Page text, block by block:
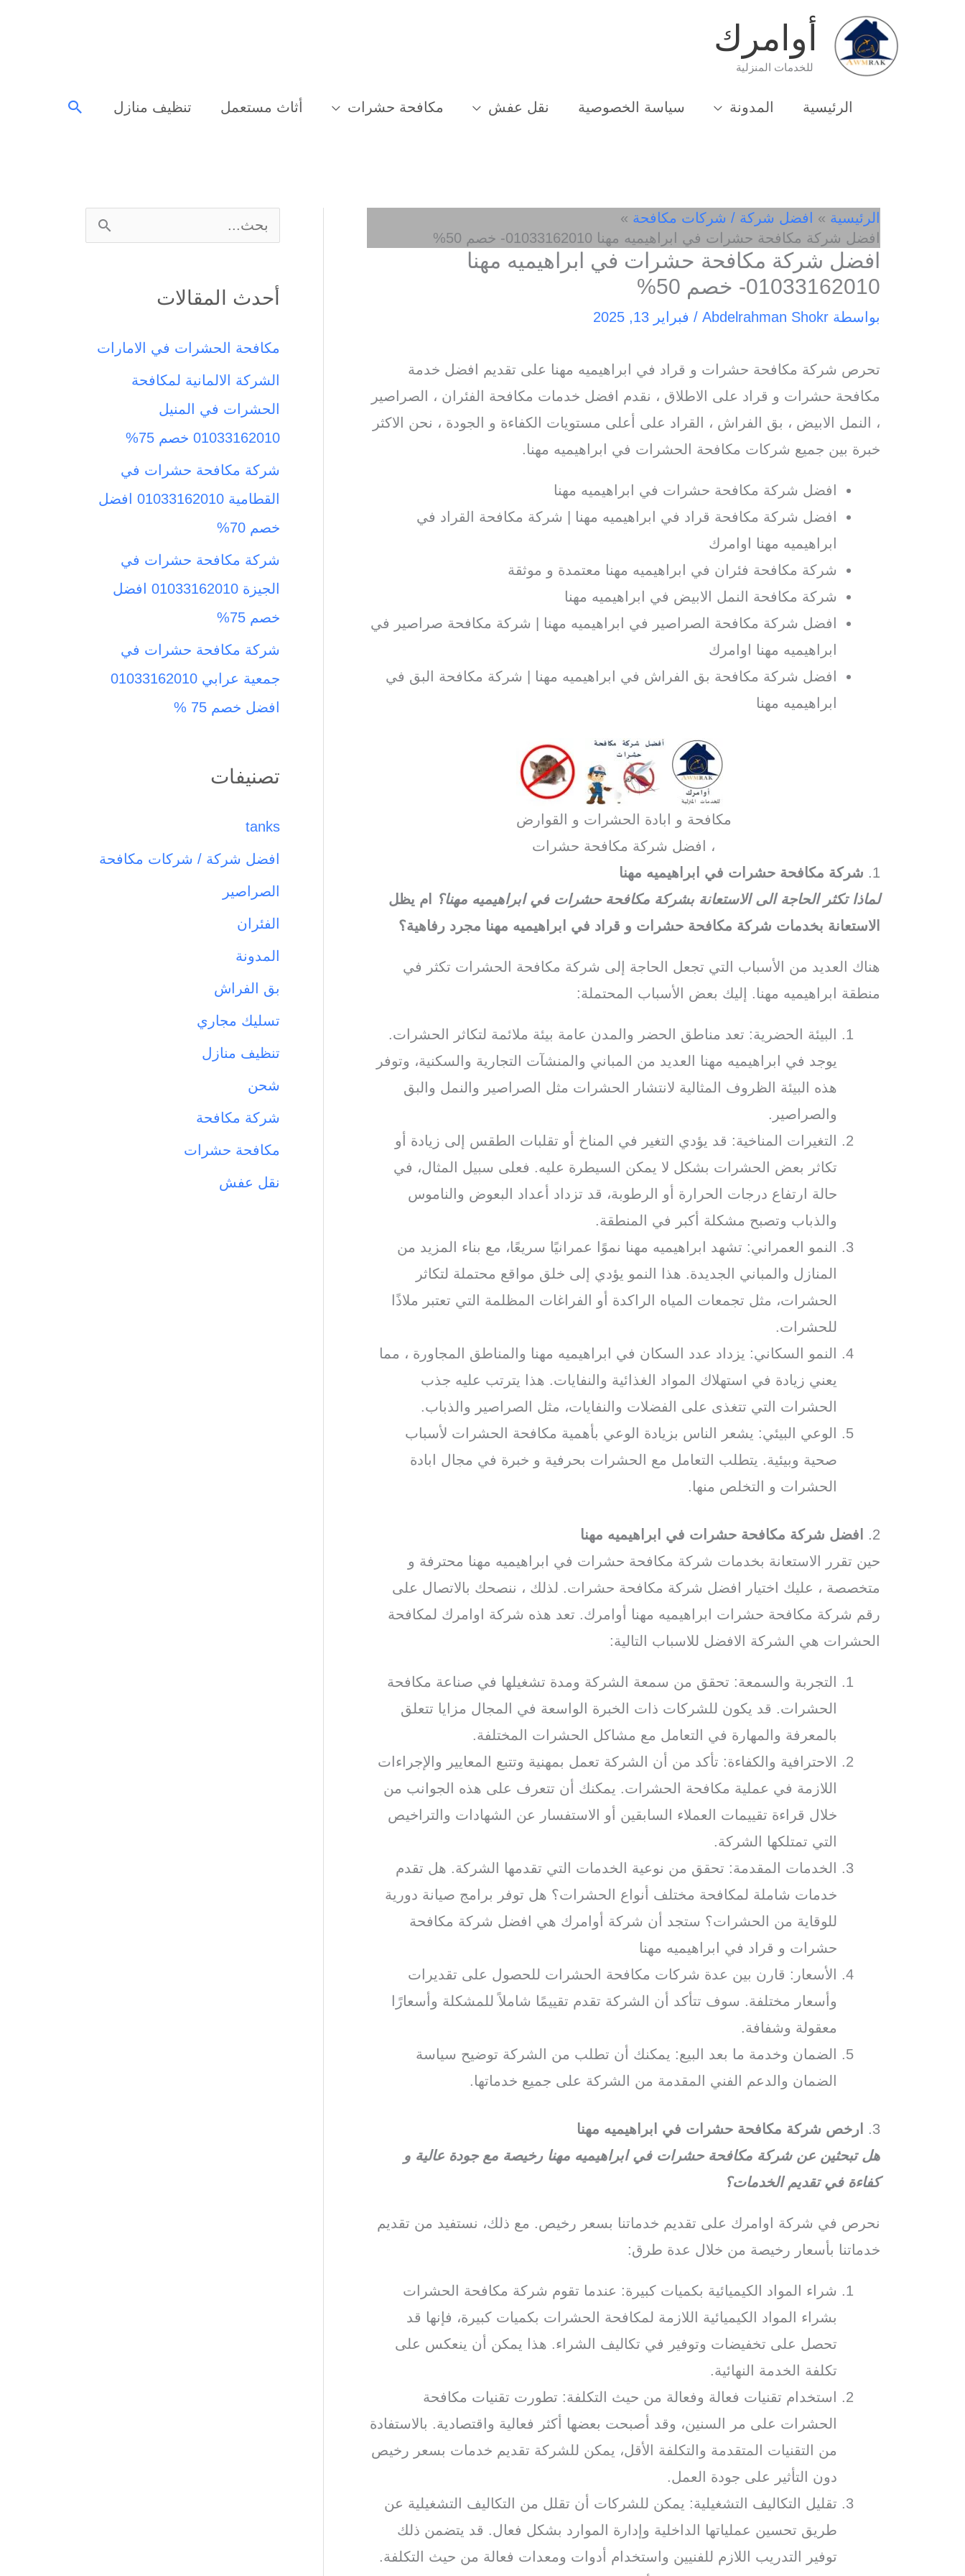
أوامرك
للخدمات المنزلية
الرئيسية المدونة سياسة الخصوصية نقل عفش مكافحة حشرات أثاث مستعمل تنظيف منازل البحث
الرئيسية
افضل شركة / شركات مكافحة
افضل شركة مكافحة حشرات في ابراهيميه مهنا 01033162010- خصم 50%
افضل شركة مكافحة حشرات في ابراهيميه مهنا
01033162010- خصم 50%
بواسطة Abdelrahman Shokr
/ فبراير 13, 2025
تحرص شركة مكافحة حشرات و قراد في ابراهيميه مهنا على تقديم افضل خدمة
مكافحة حشرات و قراد على الاطلاق ، نقدم افضل خدمات مكافحة الفئران ، الصراصير
، النمل الابيض ، بق الفراش ، القراد على أعلى مستويات الكفاءة و الجودة ، نحن الاكثر
خبرة بين جميع شركات مكافحة الحشرات في ابراهيميه مهنا.
افضل شركة مكافحة حشرات في ابراهيميه مهنا
افضل شركة مكافحة قراد في ابراهيميه مهنا | شركة مكافحة القراد في
ابراهيميه مهنا اوامرك
شركة مكافحة فئران في ابراهيميه مهنا معتمدة و موثقة
شركة مكافحة النمل الابيض في ابراهيميه مهنا
افضل شركة مكافحة الصراصير في ابراهيميه مهنا | شركة مكافحة صراصير في
ابراهيميه مهنا اوامرك
افضل شركة مكافحة بق الفراش في ابراهيميه مهنا | شركة مكافحة البق في
ابراهيميه مهنا
مكافحة و ابادة الحشرات و القوارض
، افضل شركة مكافحة حشرات
1.
شركة مكافحة حشرات في ابراهيميه مهنا
لماذا تكثر الحاجة الى الاستعانة بشركة مكافحة حشرات في ابراهيميه مهنا؟
ام يظل
الاستعانة بخدمات شركة مكافحة حشرات و قراد في ابراهيميه مهنا مجرد رفاهية؟
هناك العديد من الأسباب التي تجعل الحاجة إلى شركة مكافحة الحشرات تكثر في
منطقة ابراهيميه مهنا. إليك بعض الأسباب المحتملة:
البيئة الحضرية: تعد مناطق الحضر والمدن عامة بيئة ملائمة لتكاثر الحشرات.
يوجد في ابراهيميه مهنا العديد من المباني والمنشآت التجارية والسكنية، وتوفر
هذه البيئة الظروف المثالية لانتشار الحشرات مثل الصراصير والنمل والبق
والصراصير.
التغيرات المناخية: قد يؤدي التغير في المناخ أو تقلبات الطقس إلى زيادة أو
تكاثر بعض الحشرات بشكل لا يمكن السيطرة عليه. فعلى سبيل المثال، في
حالة ارتفاع درجات الحرارة أو الرطوبة، قد تزداد أعداد البعوض والناموس
والذباب وتصبح مشكلة أكبر في المنطقة.
النمو العمراني: تشهد ابراهيميه مهنا نموًا عمرانيًا سريعًا، مع بناء المزيد من
المنازل والمباني الجديدة. هذا النمو يؤدي إلى خلق مواقع محتملة لتكاثر
الحشرات، مثل تجمعات المياه الراكدة أو الفراغات المظلمة التي تعتبر ملاذًا
للحشرات.
النمو السكاني: يزداد عدد السكان في ابراهيميه مهنا والمناطق المجاورة ، مما
يعني زيادة في استهلاك المواد الغذائية والنفايات. هذا يترتب عليه جذب
الحشرات التي تتغذى على الفضلات والنفايات، مثل الصراصير والذباب.
الوعي البيئي: يشعر الناس بزيادة الوعي بأهمية مكافحة الحشرات لأسباب
صحية وبيئية. يتطلب التعامل مع الحشرات بحرفية و خبرة في مجال ابادة
الحشرات و التخلص منها.
2.
افضل شركة مكافحة حشرات في ابراهيميه مهنا
حين تقرر الاستعانة بخدمات شركة مكافحة حشرات في ابراهيميه مهنا محترفة و
متخصصة ، عليك اختيار افضل شركة مكافحة حشرات. لذلك ، ننصحك بالاتصال على
رقم شركة مكافحة حشرات ابراهيميه مهنا أوامرك. تعد هذه شركة اوامرك لمكافحة
الحشرات هي الشركة الافضل للاسباب التالية:
التجربة والسمعة: تحقق من سمعة الشركة ومدة تشغيلها في صناعة مكافحة
الحشرات. قد يكون للشركات ذات الخبرة الواسعة في المجال مزايا تتعلق
بالمعرفة والمهارة في التعامل مع مشاكل الحشرات المختلفة.
الاحترافية والكفاءة: تأكد من أن الشركة تعمل بمهنية وتتبع المعايير والإجراءات
اللازمة في عملية مكافحة الحشرات. يمكنك أن تتعرف على هذه الجوانب من
خلال قراءة تقييمات العملاء السابقين أو الاستفسار عن الشهادات والتراخيص
التي تمتلكها الشركة.
الخدمات المقدمة: تحقق من نوعية الخدمات التي تقدمها الشركة. هل تقدم
خدمات شاملة لمكافحة مختلف أنواع الحشرات؟ هل توفر برامج صيانة دورية
للوقاية من الحشرات؟ ستجد أن شركة أوامرك هي افضل شركة مكافحة
حشرات و قراد في ابراهيميه مهنا
الأسعار: قارن بين عدة شركات مكافحة الحشرات للحصول على تقديرات
وأسعار مختلفة. سوف تتأكد أن الشركة تقدم تقييمًا شاملاً للمشكلة وأسعارًا
معقولة وشفافة.
الضمان وخدمة ما بعد البيع: يمكنك أن تطلب من الشركة توضيح سياسة
الضمان والدعم الفني المقدمة من الشركة على جميع خدماتها.
3.
ارخص شركة مكافحة حشرات في ابراهيميه مهنا
هل تبحثين عن شركة مكافحة حشرات في ابراهيميه مهنا رخيصة مع جودة عالية و
كفاءة في تقديم الخدمات؟
نحرص في شركة اوامرك على تقديم خدماتنا بسعر رخيص. مع ذلك، نستفيد من تقديم
خدماتنا بأسعار رخيصة من خلال عدة طرق:
شراء المواد الكيميائية بكميات كبيرة: عندما تقوم شركة مكافحة الحشرات
بشراء المواد الكيميائية اللازمة لمكافحة الحشرات بكميات كبيرة، فإنها قد
تحصل على تخفيضات وتوفير في تكاليف الشراء. هذا يمكن أن ينعكس على
تكلفة الخدمة النهائية.
استخدام تقنيات فعالة وفعالة من حيث التكلفة: تطورت تقنيات مكافحة
الحشرات على مر السنين، وقد أصبحت بعضها أكثر فعالية واقتصادية. بالاستفادة
من التقنيات المتقدمة والتكلفة الأقل، يمكن للشركة تقديم خدمات بسعر رخيص
دون التأثير على جودة العمل.
تقليل التكاليف التشغيلية: يمكن للشركات أن تقلل من التكاليف التشغيلية عن
طريق تحسين عملياتها الداخلية وإدارة الموارد بشكل فعال. قد يتضمن ذلك
توفير التدريب اللازم للفنيين واستخدام أدوات ومعدات فعالة من حيث التكلفة.
ب
ث
ع
ن
:
أحدث المقالات
مكافحة الحشرات في الامارات
الشركة الالمانية لمكافحة
الحشرات في المنيل
01033162010 خصم 75%
شركة مكافحة حشرات في
القطامية 01033162010 افضل
خصم 70%
شركة مكافحة حشرات في
الجيزة 01033162010 افضل
خصم 75%
شركة مكافحة حشرات في
جمعية عرابي 01033162010
افضل خصم 75 %
تصنيفات
tanks
افضل شركة / شركات مكافحة
الصراصير
الفئران
المدونة
بق الفراش
تسليك مجاري
تنظيف منازل
شحن
شركة مكافحة
مكافحة حشرات
نقل عفش